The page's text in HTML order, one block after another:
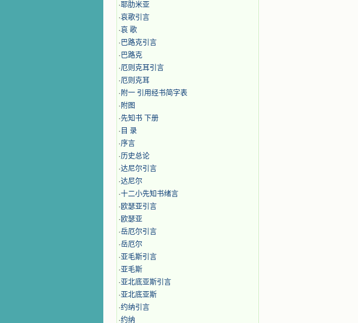
·耶肋米亚
·哀歌引言
·哀 歌
·巴路克引言
·巴路克
·厄则克耳引言
·厄则克耳
· 附一 引用经书简字表
· 附图
·先知书 下册
· 目 录
·序言
·历史总论
·达尼尔引言
·达尼尔
·十二小先知书绪言
·欧瑟亚引言
·欧瑟亚
·岳厄尔引言
·岳厄尔
·亚毛斯引言
·亚毛斯
·亚北底亚斯引言
·亚北底亚斯
·约纳引言
·约纳